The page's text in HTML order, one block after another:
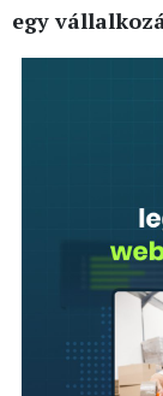
egy